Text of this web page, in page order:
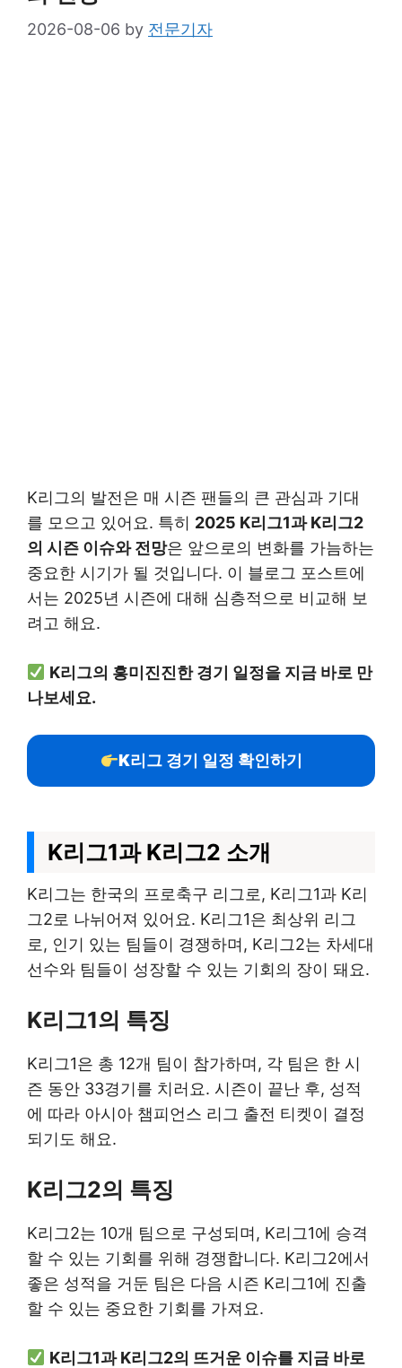
2026-08-06 by 전문기자
K리그의 발전은 매 시즌 팬들의 큰 관심과 기대
를 모으고 있어요. 특히 2025 K리그1과 K리그2
의 시즌 이슈와 전망은 앞으로의 변화를 가늠하는
중요한 시기가 될 것입니다. 이 블로그 포스트에
서는 2025년 시즌에 대해 심층적으로 비교해 보
려고 해요.
K리그의 흥미진진한 경기 일정을 지금 바로 만
나보세요.
K리그 경기 일정 확인하기
K리그1과 K리그2 소개
K리그는 한국의 프로축구 리그로, K리그1과 K리
그2로 나뉘어져 있어요. K리그1은 최상위 리그
로, 인기 있는 팀들이 경쟁하며, K리그2는 차세대
선수와 팀들이 성장할 수 있는 기회의 장이 돼요.
K리그1의 특징
K리그1은 총 12개 팀이 참가하며, 각 팀은 한 시
즌 동안 33경기를 치러요. 시즌이 끝난 후, 성적
에 따라 아시아 챔피언스 리그 출전 티켓이 결정
되기도 해요.
K리그2의 특징
K리그2는 10개 팀으로 구성되며, K리그1에 승격
할 수 있는 기회를 위해 경쟁합니다. K리그2에서
좋은 성적을 거둔 팀은 다음 시즌 K리그1에 진출
할 수 있는 중요한 기회를 가져요.
K리그1과 K리그2의 뜨거운 이슈를 지금 바로